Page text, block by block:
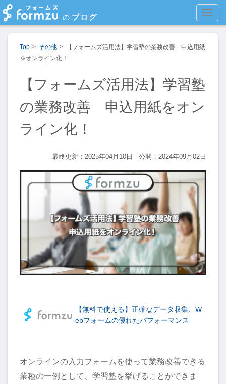
の ブログ
Top その他
【フォームズ活用法】学習塾の業務改善 申込用紙
をオンライン化！
【フォームズ活用法】学習塾
の業務改善 申込用紙をオン
ライン化！
最終更新：2025年04月10日 公開：2024年09月02日
【無料で使える】正確なデータ収集、W
ebフォームの優れたパフォーマンス
オンラインの入力フォームを使って業務改善できる
業種の一例として、学習塾を挙げることができま